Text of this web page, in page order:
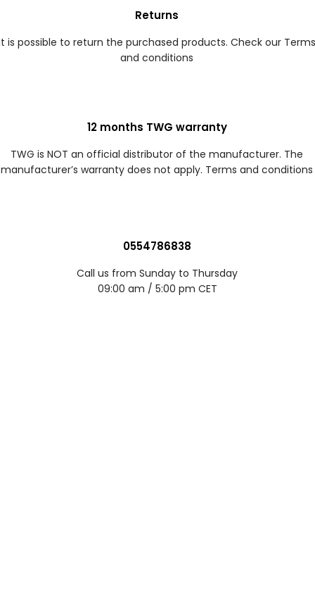
Returns
is possible to return the purchased products. Check our Terms
and conditions
12 months TWG warranty
TWG is NOT an official distributor of the manufacturer. The
manufacturer’s warranty does not apply. Terms and conditions
0554786838
Call us from Sunday to Thursday
09:00 am / 5:00 pm CET